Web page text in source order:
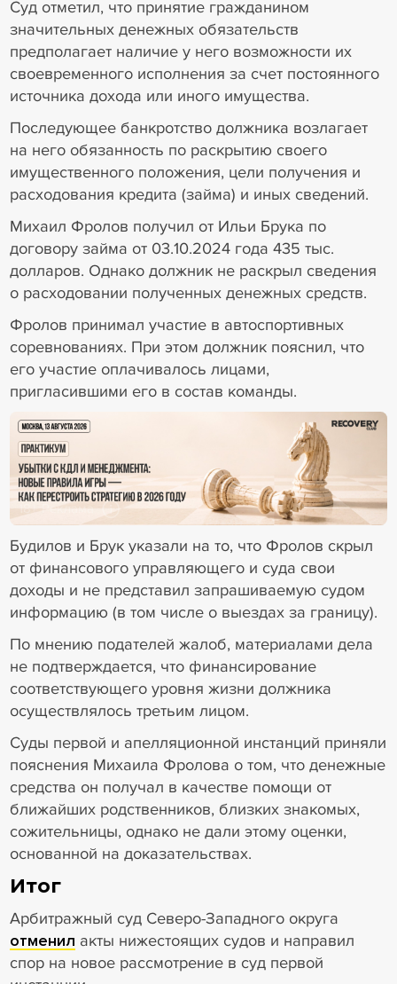
Суд отметил, что принятие гражданином
значительных денежных обязательств
предполагает наличие у него возможности их
своевременного исполнения за счет постоянного
источника дохода или иного имущества.
Последующее банкротство должника возлагает
на него обязанность по раскрытию своего
имущественного положения, цели получения и
расходования кредита (займа) и иных сведений.
Михаил Фролов получил от Ильи Брука по
договору займа от 03.10.2024 года 435 тыс.
долларов. Однако должник не раскрыл сведения
о расходовании полученных денежных средств.
Фролов принимал участие в автоспортивных
соревнованиях. При этом должник пояснил, что
его участие оплачивалось лицами,
пригласившими его в состав команды.
18+ Реклама
Будилов и Брук указали на то, что Фролов скрыл
от финансового управляющего и суда свои
доходы и не представил запрашиваемую судом
информацию (в том числе о выездах за границу).
По мнению подателей жалоб, материалами дела
не подтверждается, что финансирование
соответствующего уровня жизни должника
осуществлялось третьим лицом.
Суды первой и апелляционной инстанций приняли
пояснения Михаила Фролова о том, что денежные
средства он получал в качестве помощи от
ближайших родственников, близких знакомых,
сожительницы, однако не дали этому оценки,
основанной на доказательствах.
Итог
Арбитражный суд Северо-Западного округа
отменил акты нижестоящих судов и направил
спор на новое рассмотрение в суд первой